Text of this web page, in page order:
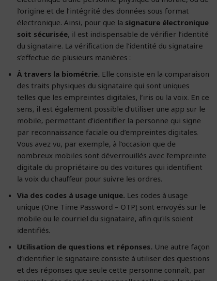
l’origine et de l’intégrité des données sous format
électronique. Ainsi, pour que la signature électronique
soit sécurisée, il est indispensable de vérifier l’identité
du signataire. La vérification de l’identité du signataire
s’effectue de plusieurs manières :
À travers la biométrie. Elle consiste en la comparaison
des traits physiques du signataire qui sont uniques
telles que les empreintes digitales, l’iris ou la voix. En ce
sens, il est également possible d’utiliser une app sur le
mobile, permettant d’identifier la personne qui signe
par reconnaissance faciale ou d’empreintes digitales.
Vous avez vu, par exemple, à l’occasion que de
nombreux mobiles sont déverrouillés avec l’empreinte
digitale du propriétaire ou des voitures qui identifient
la voix du chauffeur pour suivre les ordres.
Via des codes à usage unique. Les codes à usage
unique (One Time Password – OTP) sont envoyés sur le
mobile ou le courriel du signataire, afin qu’ils soient
identifiés.
Utilisation de questions et réponses. Une autre façon
d’identifier le signataire consiste à utiliser des questions
et des réponses que seule cette personne connaît, par